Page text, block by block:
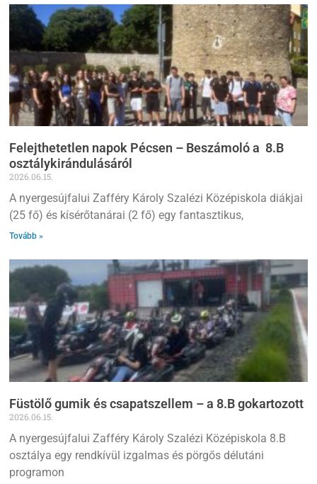
Felejthetetlen napok Pécsen – Beszámoló a 8.B
osztálykirándulásáról
2026.06.15.
A nyergesújfalui Zafféry Károly Szalézi Középiskola diákjai
(25 fő) és kísérőtanárai (2 fő) egy fantasztikus,
Tovább »
Füstölő gumik és csapatszellem – a 8.B gokartozott
2026.06.15.
A nyergesújfalui Zafféry Károly Szalézi Középiskola 8.B
osztálya egy rendkívül izgalmas és pörgős délutáni
programon